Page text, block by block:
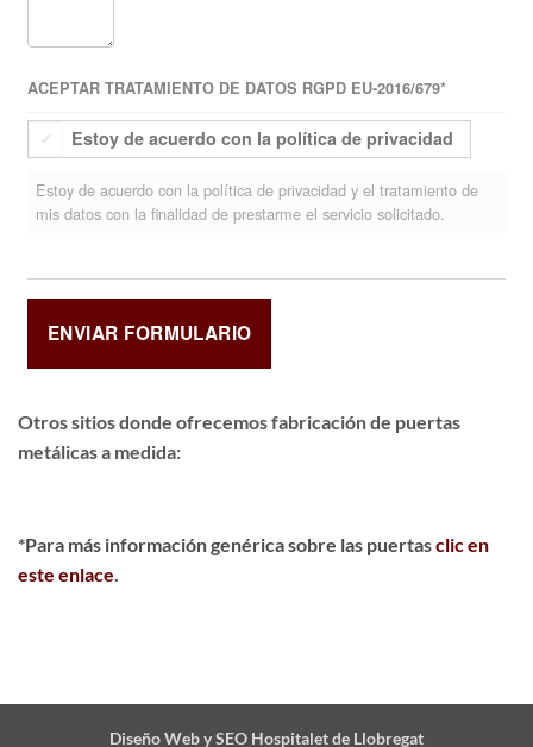
ACEPTAR TRATAMIENTO DE DATOS RGPD EU-2016/679*
Estoy de acuerdo con la política de privacidad
Estoy de acuerdo con la política de privacidad y el tratamiento de
mis datos con la finalidad de prestarme el servicio solicitado.
Otros sitios donde ofrecemosfabricación de puertas
metálicas a medida:
*Para más información genérica sobre las puertasclic en
este enlace.
Diseño Web y SEO Hospitalet de Llobregat